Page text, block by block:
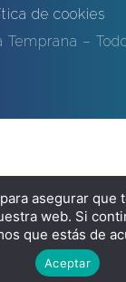
de cookies
–
asegurar que
web. Si
que estás de
Aceptar